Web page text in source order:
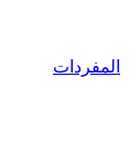
المفردات